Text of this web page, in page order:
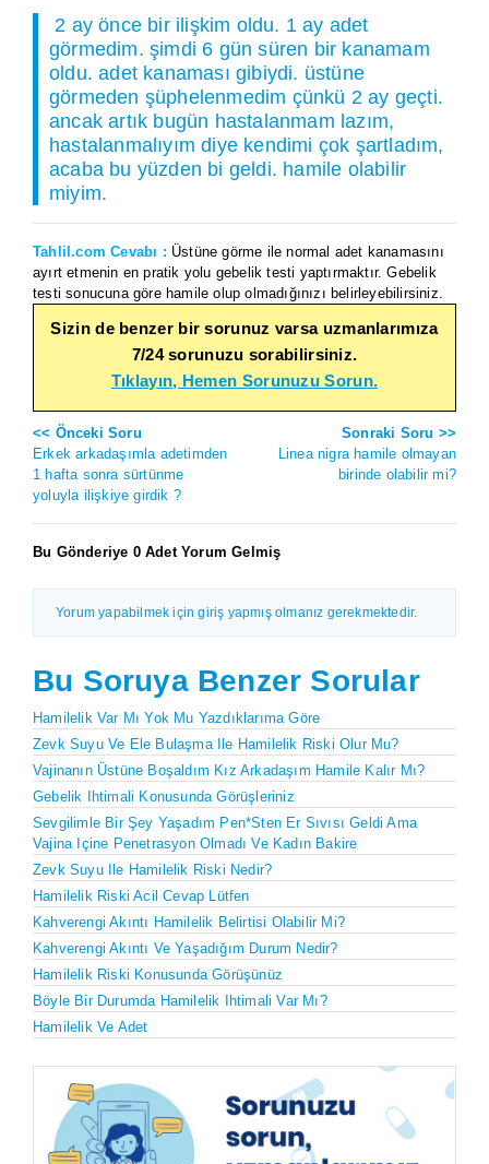
2 ay önce bir ilişkim oldu. 1 ay adet
görmedim. şimdi 6 gün süren bir kanamam
oldu. adet kanaması gibiydi. üstüne
görmeden şüphelenmedim çünkü 2 ay geçti.
ancak artık bugün hastalanmam lazım,
hastalanmalıyım diye kendimi çok şartladım,
acaba bu yüzden bi geldi. hamile olabilir
miyim.
Tahlil.com Cevabı : Üstüne görme ile normal adet kanamasını
ayırt etmenin en pratik yolu gebelik testi yaptırmaktır. Gebelik
testi sonucuna göre hamile olup olmadığınızı belirleyebilirsiniz.
Sizin de benzer bir sorunuz varsa uzmanlarımıza
7/24 sorunuzu sorabilirsiniz.
Tıklayın, Hemen Sorunuzu Sorun.
<< Önceki Soru
Erkek arkadaşımla adetimden
1 hafta sonra sürtünme
yoluyla ilişkiye girdik ?
Sonraki Soru >>
Linea nigra hamile olmayan
birinde olabilir mi?
Bu Gönderiye 0 Adet Yorum Gelmiş
Yorum yapabilmek için giriş yapmış olmanız gerekmektedir.
Bu Soruya Benzer Sorular
Hamilelik Var Mı Yok Mu Yazdıklarıma Göre
Zevk Suyu Ve Ele Bulaşma Ile Hamilelik Riski Olur Mu?
Vajinanın Üstüne Boşaldım Kız Arkadaşım Hamile Kalır Mı?
Gebelik Ihtimali Konusunda Görüşleriniz
Sevgilimle Bir Şey Yaşadım Pen*sten Er Sıvısı Geldi Ama
Vajina Içine Penetrasyon Olmadı Ve Kadın Bakire
Zevk Suyu Ile Hamilelik Riski Nedir?
Hamilelik Riski Acil Cevap Lütfen
Kahverengi Akıntı Hamilelik Belirtisi Olabilir Mi?
Kahverengi Akıntı Ve Yaşadığım Durum Nedir?
Hamilelik Riski Konusunda Görüşünüz
Böyle Bir Durumda Hamilelik Ihtimali Var Mı?
Hamilelik Ve Adet